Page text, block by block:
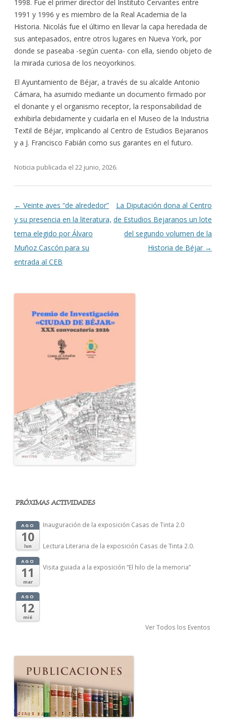
1998. Fue el primer director del Instituto Cervantes entre
1991 y 1996 y es miembro de la Real Academia de la
Historia. Nicolás fue el último en llevar la capa heredada de
sus antepasados, entre otros lugares en Nueva York, por
donde se paseaba -según cuenta- con ella, siendo objeto de
la mirada curiosa de los neoyorkinos.
El Ayuntamiento de Béjar, a través de su alcalde Antonio
Cámara, ha asumido mediante un documento firmado por
el donante y el organismo receptor, la responsabilidad de
exhibirla debidamente y cuidarla en el Museo de la Industria
Textil de Béjar, implicando al Centro de Estudios Bejaranos
y a J. Francisco Fabián como sus garantes en el futuro.
Noticia publicada el 22 junio, 2026.
Navegación de entradas
← Veinte aves “de alrededor”
y su presencia en la literatura,
tema elegido por Álvaro
Muñoz Cascón para su
entrada al CEB
La Diputación dona al Centro
de Estudios Bejaranos un lote
del segundo volumen de la
Historia de Béjar →
PRÓXIMAS ACTIVIDADES
AGO
10
lun
Inauguración de la exposición Casas de Tinta 2.0
AGO
11
mar
Lectura Literaria de la exposición Casas de Tinta 2.0.
AGO
12
mié
Visita guiada a la exposición “El hilo de la memoria”
Ver Todos los Eventos